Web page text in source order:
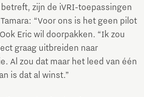
betreft, zijn de iVRI-toepassingen
“Voor ons is het geen pilot
Eric wil doorpakken. “Ik zou
graag uitbreiden naar
Al zou dat maar het leed van één
is dat al winst.”